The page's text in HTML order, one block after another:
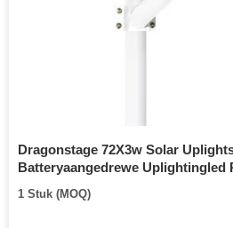
Dragonstage 72X3w Solar
Batteryaangedrewe Uplightingled
1 Stuk (MOQ)